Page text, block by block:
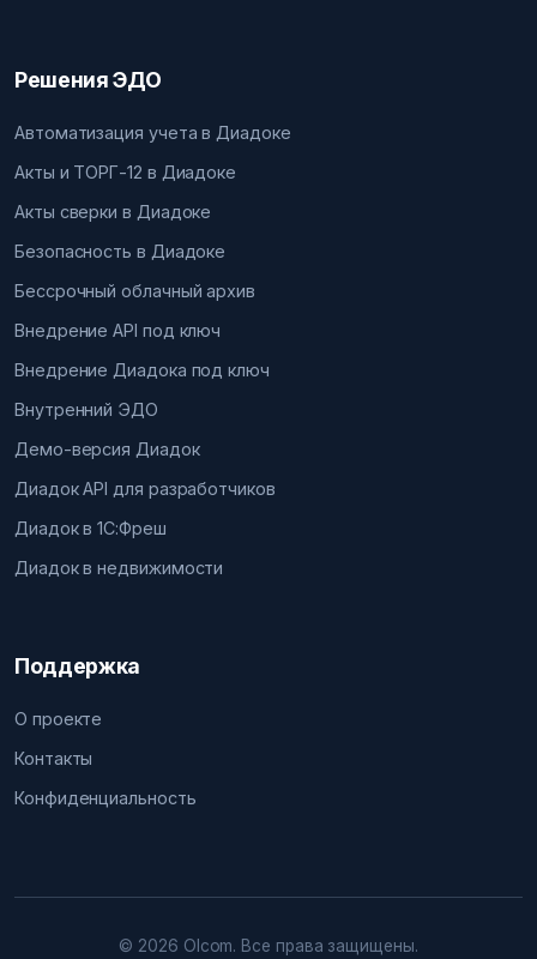
Решения ЭДО
Автоматизация учета в Диадоке
Акты и ТОРГ-12 в Диадоке
Акты сверки в Диадоке
Безопасность в Диадоке
Бессрочный облачный архив
Внедрение API под ключ
Внедрение Диадока под ключ
Внутренний ЭДО
Демо-версия Диадок
Диадок API для разработчиков
Диадок в 1С:Фреш
Диадок в недвижимости
Поддержка
О проекте
Контакты
Конфиденциальность
© 2026 Olcom. Все права защищены.